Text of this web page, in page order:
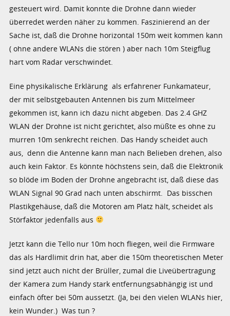
gesteuert wird. Damit konnte die Drohne dann wieder
überredet werden näher zu kommen. Faszinierend an der
Sache ist, daß die Drohne horizontal 150m weit kommen kann
( ohne andere WLANs die stören ) aber nach 10m Steigflug
hart vom Radar verschwindet.
Eine physikalische Erklärung als erfahrener Funkamateur,
der mit selbstgebauten Antennen bis zum Mittelmeer
gekommen ist, kann ich dazu nicht abgeben. Das 2.4 GHZ
WLAN der Drohne ist nicht gerichtet, also müßte es ohne zu
murren 10m senkrecht reichen. Das Handy scheidet auch
aus, denn die Antenne kann man nach Belieben drehen, also
auch kein Faktor. Es könnte höchstens sein, daß die Elektronik
so blöde im Boden der Drohne angebracht ist, daß diese das
WLAN Signal 90 Grad nach unten abschirmt. Das bisschen
Plastikgehäuse, daß die Motoren am Platz hält, scheidet als
Störfaktor jedenfalls aus
Jetzt kann die Tello nur 10m hoch fliegen, weil die Firmware
das als Hardlimit drin hat, aber die 150m theoretischen Meter
sind jetzt auch nicht der Brüller, zumal die Liveübertragung
der Kamera zum Handy stark entfernungsabhängig ist und
einfach öfter bei 50m aussetzt. (Ja, bei den vielen WLANs hier,
kein Wunder.) Was tun ?